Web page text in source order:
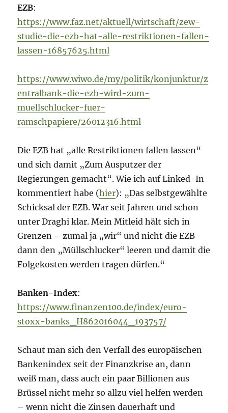
EZB:
https://www.faz.net/aktuell/wirtschaft/zew-
studie-die-ezb-hat-alle-restriktionen-fallen-
lassen-16857625.html
https://www.wiwo.de/my/politik/konjunktur/z
entralbank-die-ezb-wird-zum-
muellschlucker-fuer-
ramschpapiere/26012316.html
Die EZB hat „alle Restriktionen fallen lassen“
und sich damit „Zum Ausputzer der
Regierungen gemacht“. Wie ich auf Linked-In
kommentiert habe (hier): „Das selbstgewählte
Schicksal der EZB. War seit Jahren und schon
unter Draghi klar. Mein Mitleid hält sich in
Grenzen – zumal ja „wir“ und nicht die EZB
dann den „Müllschlucker“ leeren und damit die
Folgekosten werden tragen dürfen.“
Banken-Index:
https://www.finanzen100.de/index/euro-
stoxx-banks_H862016044_193757/
Schaut man sich den Verfall des europäischen
Bankenindex seit der Finanzkrise an, dann
weiß man, dass auch ein paar Billionen aus
Brüssel nicht mehr so allzu viel helfen werden
– wenn nicht die Zinsen dauerhaft und